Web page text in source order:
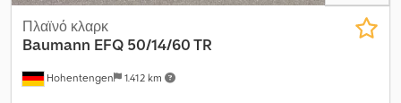
Hohentengen 1.412 km
Πλαϊνό κλαρκ
Baumann EFQ 50/14/60 TR